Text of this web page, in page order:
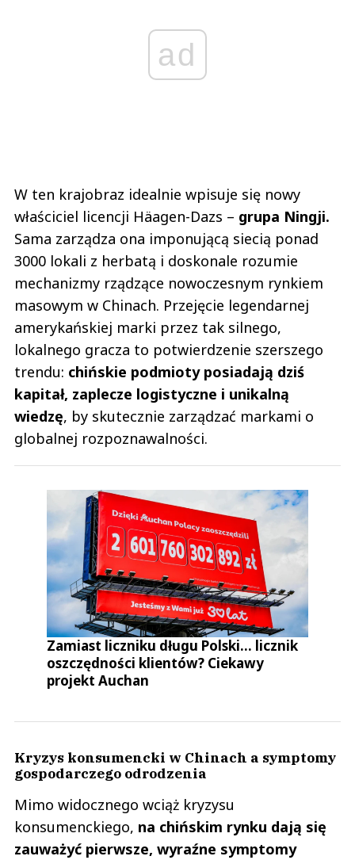
ad
W ten krajobraz idealnie wpisuje się nowy
właściciel licencji Häagen-Dazs – grupa Ningji.
Sama zarządza ona imponującą siecią ponad
3000 lokali z herbatą i doskonale rozumie
mechanizmy rządzące nowoczesnym rynkiem
masowym w Chinach. Przejęcie legendarnej
amerykańskiej marki przez tak silnego,
lokalnego gracza to potwierdzenie szerszego
trendu: chińskie podmioty posiadają dziś
kapitał, zaplecze logistyczne i unikalną
wiedzę, by skutecznie zarządzać markami o
globalnej rozpoznawalności.
Zamiast liczniku długu Polski... licznik
oszczędności klientów? Ciekawy
projekt Auchan
Kryzys konsumencki w Chinach a symptomy
gospodarczego odrodzenia
Mimo widocznego wciąż kryzysu
konsumenckiego, na chińskim rynku dają się
zauważyć pierwsze, wyraźne symptomy